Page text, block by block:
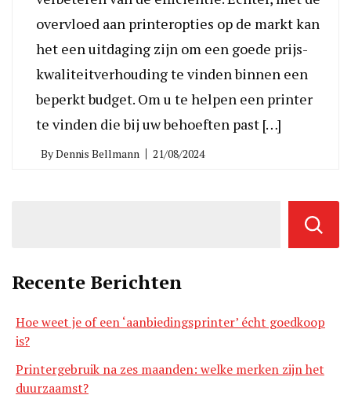
overvloed aan printeropties op de markt kan
het een uitdaging zijn om een goede prijs-
kwaliteitverhouding te vinden binnen een
beperkt budget. Om u te helpen een printer
te vinden die bij uw behoeften past […]
ByDennis Bellmann 21/08/2024
Recente Berichten
Hoe weet je of een ‘aanbiedingsprinter’ écht goedkoop
is?
Printergebruik na zes maanden: welke merken zijn het
duurzaamst?